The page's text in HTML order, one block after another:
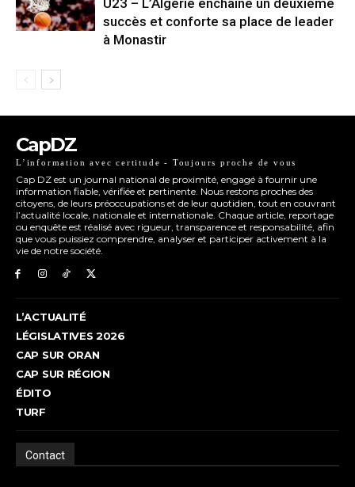
U23 – L’Algérie enchaîne un deuxième
succès et conforte sa place de leader
à Monastir
CapDZ
L’information avec certitude - Toujours proche de vous
Cap DZ est un journal national de proximité, engagé à fournir une
information fiable, vérifiée et pertinente. Nous restons proches des
citoyens, de leurs préoccupations et de leur quotidien, tout en couvrant
l’actualité locale, nationale et internationale. Chaque article, reportage
ou enquête est réalisé avec rigueur, transparence et responsabilité, afin
que vous puissiez comprendre, analyser et participer activement à la
vie de notre société.
L’ACTUALITÉ
LÉGISLATIVES 2026
CAP SUR ORAN
CAP SUR RÉGION
ÉDITO
TURF
Contact